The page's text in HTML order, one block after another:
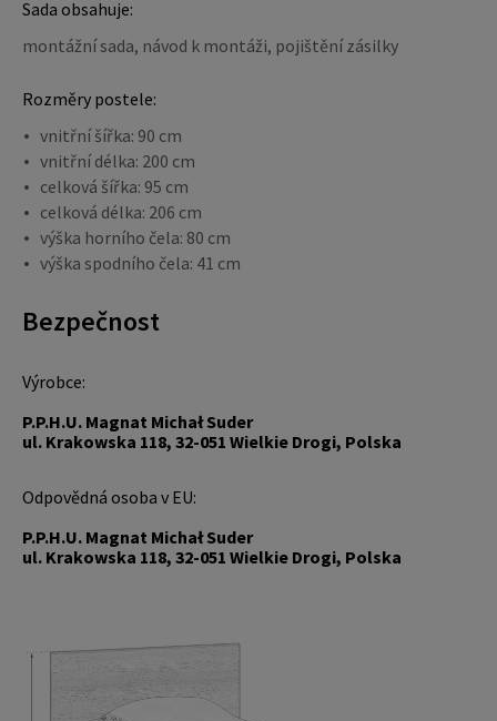
Sada obsahuje:
montážní sada, návod k montáži, pojištění zásilky
Rozměry postele:
vnitřní šířka: 90 cm
vnitřní délka: 200 cm
celková šířka: 95 cm
celková délka: 206 cm
výška horního čela: 80 cm
výška spodního čela: 41 cm
Bezpečnost
Výrobce:
P.P.H.U. Magnat Michał Suder
ul. Krakowska 118, 32-051 Wielkie Drogi, Polska
Odpovědná osoba v EU:
P.P.H.U. Magnat Michał Suder
ul. Krakowska 118, 32-051 Wielkie Drogi, Polska